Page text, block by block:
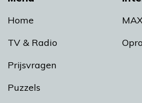
Home
TV & Radio
Prijsvragen
Puzzels